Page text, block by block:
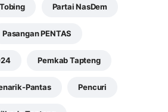
Partai NasDem
Pasangan PENTAS
Pemkab Tapteng
Pantas Pencuri